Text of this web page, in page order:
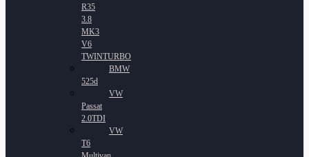
R35
3.8
MK3
V6
TWINTURBO
BMW
525d
VW
Passat
2.0TDI
VW
T6